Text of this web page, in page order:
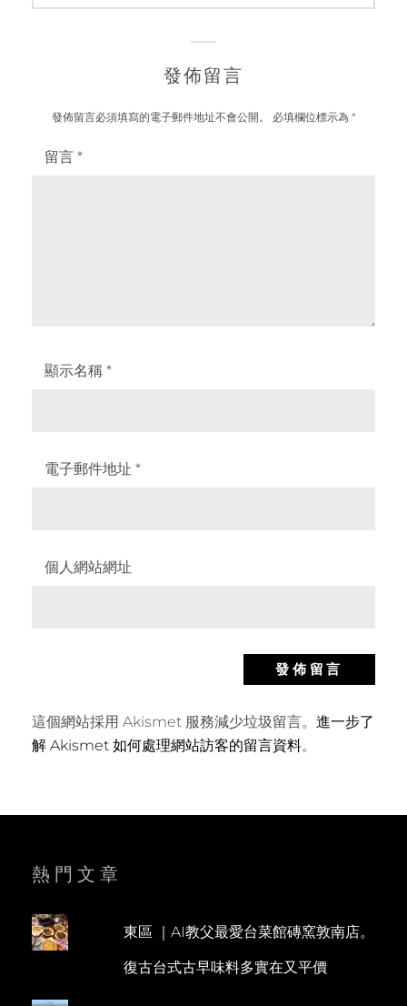
覽
發佈留言
發佈留言必須填寫的電子郵件地址不會公開。 必填欄位標示為 *
留言 *
顯示名稱 *
電子郵件地址 *
個人網站網址
這個網站採用 Akismet 服務減少垃圾留言。 進一步了
解 Akismet 如何處理網站訪客的留言資料。
熱門文章
東區 ｜AI教父最愛台菜館磚窯敦南店。
復古台式古早味料多實在又平價